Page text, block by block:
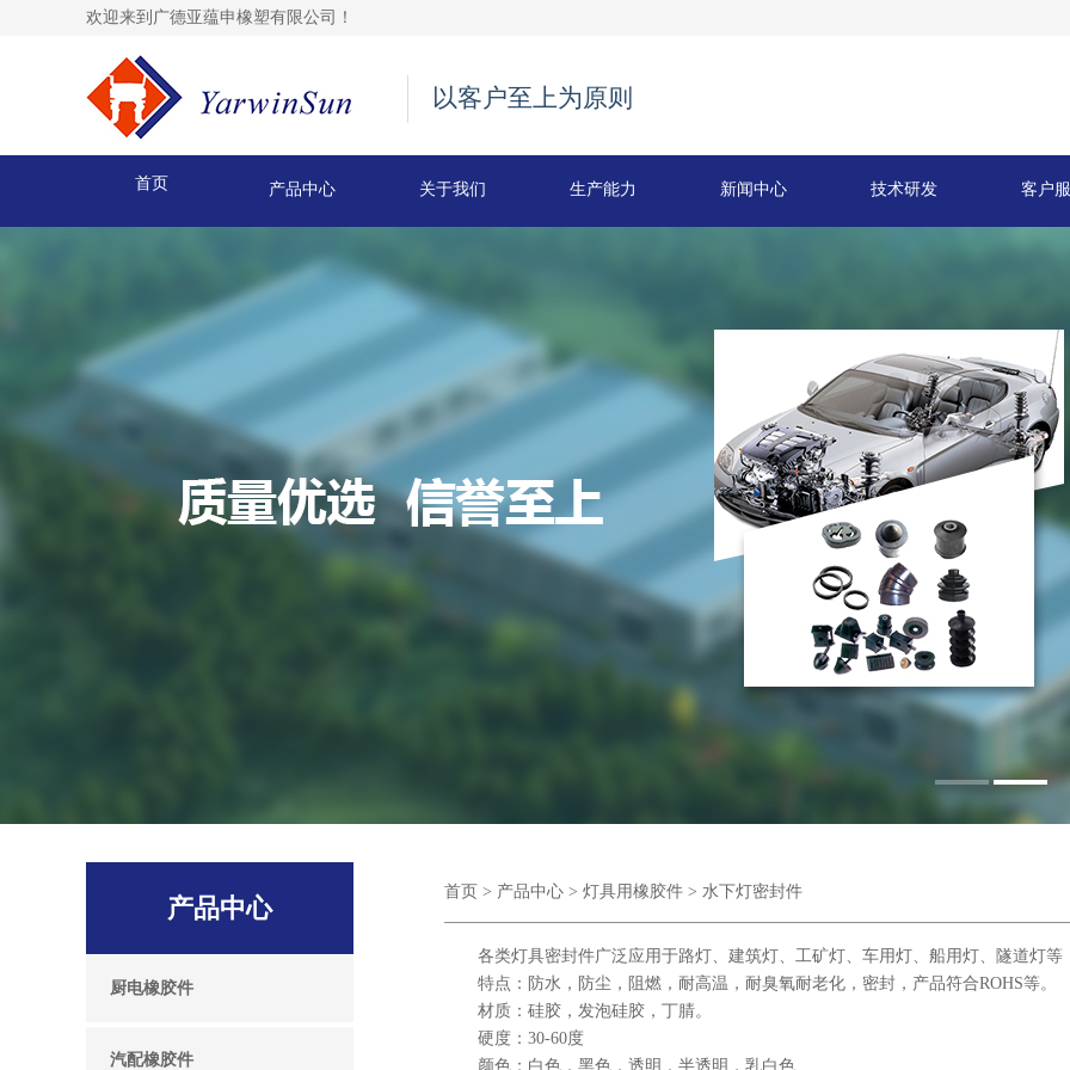
欢迎来到广德亚蕴申橡塑有限公司！
以客户至上为原则
首页 产品中心 关于我们 生产能力 新闻中心 技术研发 客户
1
产品中心
厨电橡胶件
汽配橡胶件
首页 > 产品中心 > 灯具用橡胶件 > 水下灯密封件
各类灯具密封件广泛应用于路灯、建筑灯、工矿灯、车用灯、船用灯、隧道灯等
特点：防水，防尘，阻燃，耐高温，耐臭氧耐老化，密封，产品符合ROHS等。
材质：硅胶，发泡硅胶，丁腈。
硬度：30-60度
颜色：白色，黑色，透明，半透明，乳白色.